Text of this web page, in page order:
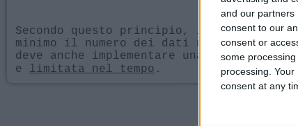
and our partners
consent to our
consent or
some
processing.
consent at any
Secondo questo principio, il
minimo il numero dei dati necessari per
deve anche implementare una politica di
e limitata nel tempo .